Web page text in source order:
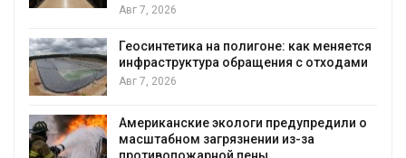
Авг 7, 2026
Геосинтетика на полигоне: как меняется
инфраструктура обращения с отходами
Авг 7, 2026
Американские экологи предупредили о
масштабном загрязнении из-за